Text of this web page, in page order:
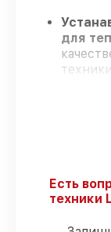
для
техники.
сроки.
и
Есть
техники